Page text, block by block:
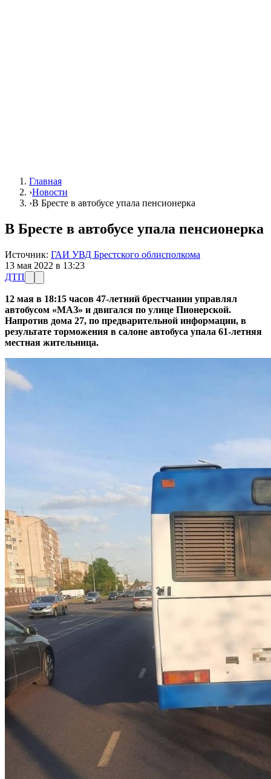
Главная
›Новости
›В Бресте в автобусе упала пенсионерка
В Бресте в автобусе упала пенсионерка
Источник: ГАИ УВД Брестского облисполкома
13 мая 2022 в 13:23
ДТП
12 мая в 18:15 часов 47-летний брестчанин управлял
автобусом «МАЗ» и двигался по улице Пионерской.
Напротив дома 27, по предварительной информации, в
результате торможения в салоне автобуса упала 61-летняя
местная жительница.